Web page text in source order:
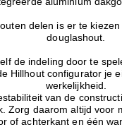
delen is er te
douglashout.
de indeling door te
Hillhout configurator je
werkelijkheid.
van de
Zorg daarom altijd voor
of achterkant en één